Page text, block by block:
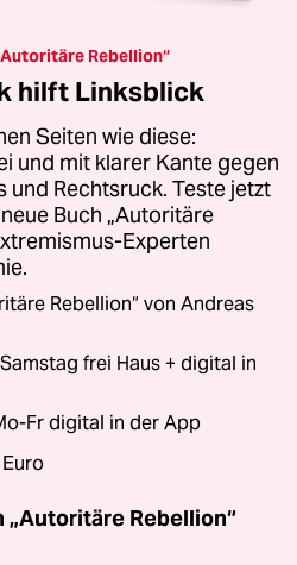
Rebellion“
hilft Linksblick
Seiten wie diese:
und mit klarer Kante gegen
und Rechtsruck. Teste jetzt
Buch „Autoritäre
Experten
Rebellion“ von Andreas
frei Haus + digital in
Fr digital in der App
„Autoritäre Rebellion“